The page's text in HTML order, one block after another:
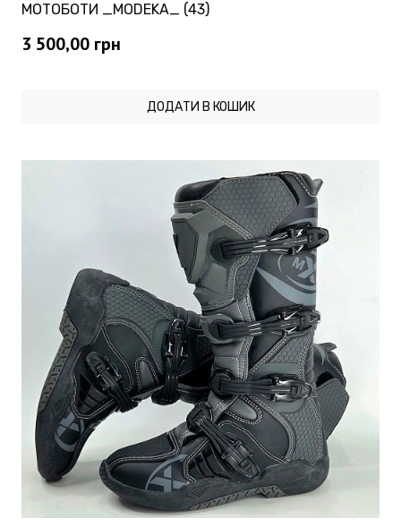
МОТОБОТИ _MODEKA_ (43)
3 500,00 грн
ДОДАТИ В КОШИК